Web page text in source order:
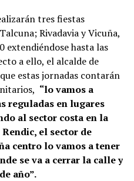
tres fiestas
Rivadavia y Vicuña,
extendiéndose hasta las
a ello, el alcalde de
estas jornadas contarán
“lo vamos a
reguladas en lugares
al sector costa en la
el sector de
centro lo vamos a tener
se va a cerrar la calle y
año”.